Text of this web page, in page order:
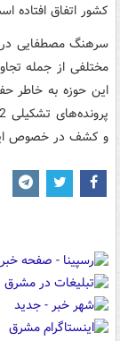
کشور اتفاق افتاده
سرهنگ مصطفایی در
مختلفی از جمله
این حوزه به خاطر
و کشف در خصوص این